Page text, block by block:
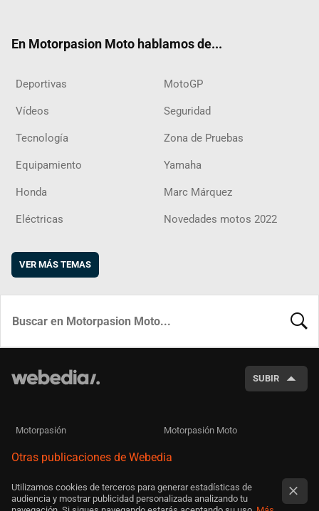
En Motorpasion Moto hablamos de...
Deportivas MotoGP
Vídeos Seguridad
Tecnología Zona de Pruebas
Equipamiento Yamaha
Honda Marc Márquez
Eléctricas Novedades motos 2022
VER MÁS TEMAS
SUBIR
Motorpasión Motorpasión Moto
Otras publicaciones de Webedia
Utilizamos cookies de terceros para generar estadísticas de
audiencia y mostrar publicidad personalizada analizando tu